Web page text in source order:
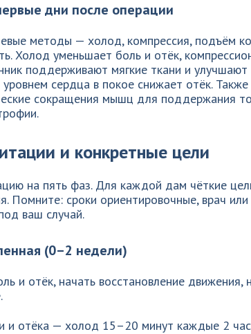
дни после операции
методы — холод, компрессия, подъём
Холод уменьшает боль и отёк,
поддерживают мягкие ткани и
сердца в покое снижает отёк.
сокращения мышц для поддержания
и конкретные цели
на пять фаз. Для каждой дам чёткие
Помните: сроки ориентировочные, врач
ваш случай.
(0–2 недели)
и отёк, начать восстановление движения,
и отёка — холод 15–20 минут каждые 2